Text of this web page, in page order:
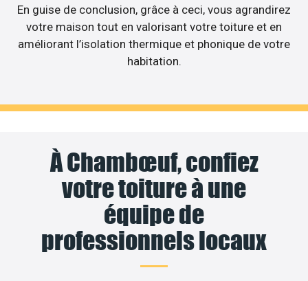
En guise de conclusion, grâce à ceci, vous agrandirez
votre maison tout en valorisant votre toiture et en
améliorant l’isolation thermique et phonique de votre
habitation.
À Chambœuf, confiez
votre toiture à une
équipe de
professionnels locaux